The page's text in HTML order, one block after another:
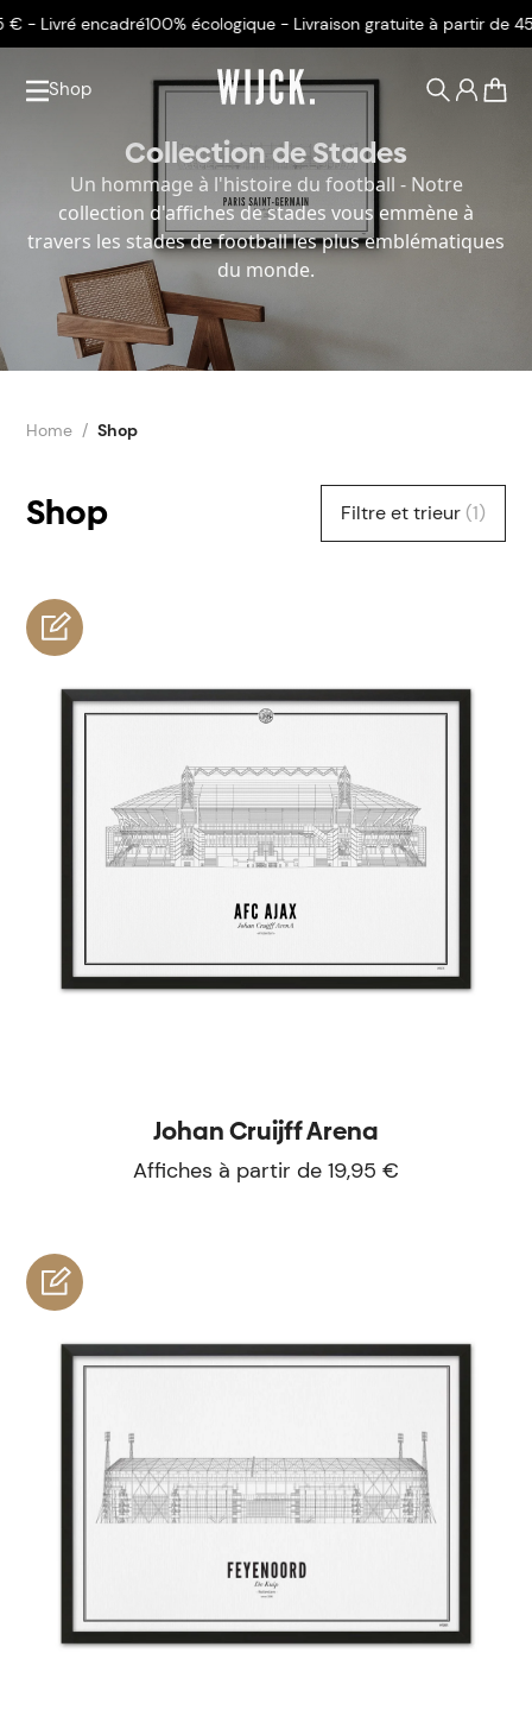
100% écologique - Livraison gratuite à partir de 45 € - Livré
Shop
Collection de Stades
Un hommage à l'histoire du football - Notre
collection d'affiches de stades vous emmène à
travers les stades de football les plus emblématiques
du monde.
Home Shop
Shop Filtre et trieur (1)
Johan Cruijff Arena
Affiches à partir de 19,95 €